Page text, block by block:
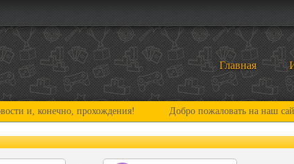
Главная
прохождения! Добро пожаловать на наш сайт! У нас